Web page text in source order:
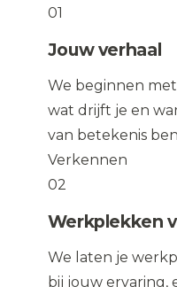
01
Jouw verhaal
We beginnen
wat drijft je en
van betekenis
Verkennen
02
Werkplekken
We laten je
bij jouw ervaring,